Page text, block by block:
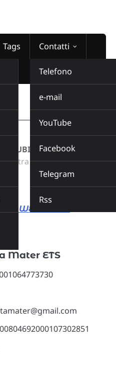
Tags Contatti
Telefono
e-mail
YouTube
Facebook
Telegram
Rss
GIUBILI
Nostra
WEBRADIO
Mater ETS